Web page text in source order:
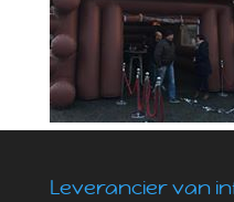
Leverancier van